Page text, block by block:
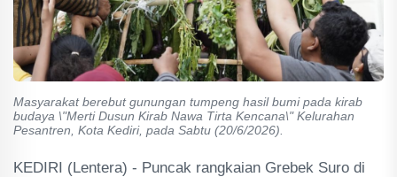
Masyarakat berebut gunungan tumpeng hasil bumi pada kirab
budaya \"Merti Dusun Kirab Nawa Tirta Kencana\" Kelurahan
Pesantren, Kota Kediri, pada Sabtu (20/6/2026).
KEDIRI (Lentera) - Puncak rangkaian Grebek Suro di